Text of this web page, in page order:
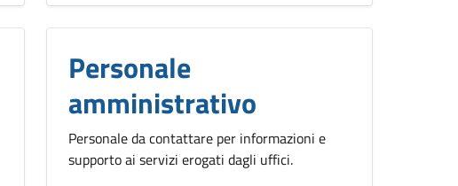
Personale
amministrativo
Personale da contattare per informazioni e
supporto ai servizi erogati dagli uffici.